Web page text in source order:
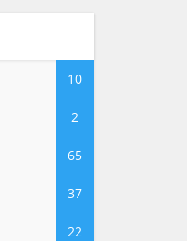
10
2
65
37
22